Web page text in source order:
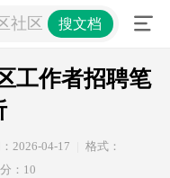
社区工作者招聘笔试
搜文档
工作者招聘笔
：2026-04-17
格式：
：10